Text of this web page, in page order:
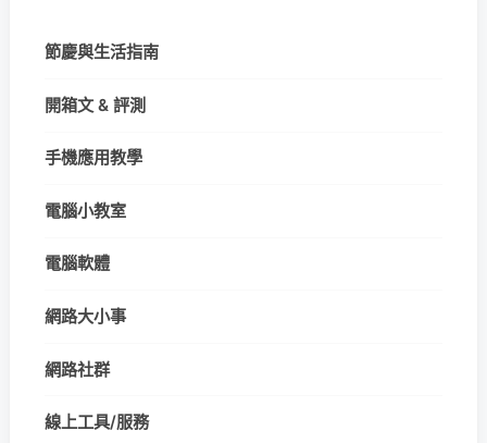
節慶與生活指南
開箱文 & 評測
手機應用教學
電腦小教室
電腦軟體
網路大小事
網路社群
線上工具/服務